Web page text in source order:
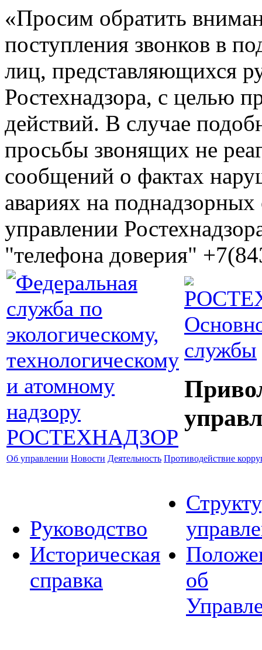
«Просим обратить
поступления звонков в
лиц, представляющихся
Ростехнадзора, с целью
действий. В случае
просьбы звонящих не
сообщений о фактах
авариях на
управлении
"телефона доверия"
службы
Об управлении Новости Деятельность Противодействие
Руководство
Историческая
справка
об